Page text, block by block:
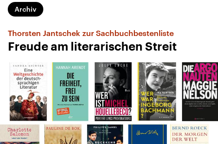
Archiv
Thorsten Jantschek zur Sachbuchbestenliste
Freude am literarischen Streit